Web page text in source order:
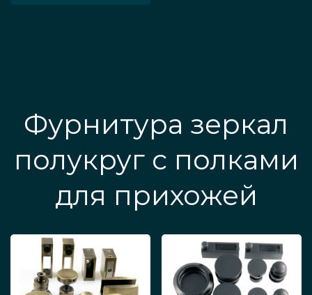
Фурнитура зеркал
полукруг с полками
для прихожей